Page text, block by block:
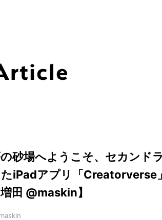
砂場へようこそ、セカンド
たiPadアプリ「Creatorverse
増田 @maskin】
maskin